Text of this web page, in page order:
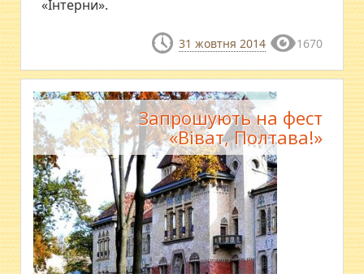
«Інтерни».
31 жовтня 2014 1670
Запрошують на фест
«Віват, Полтава!»